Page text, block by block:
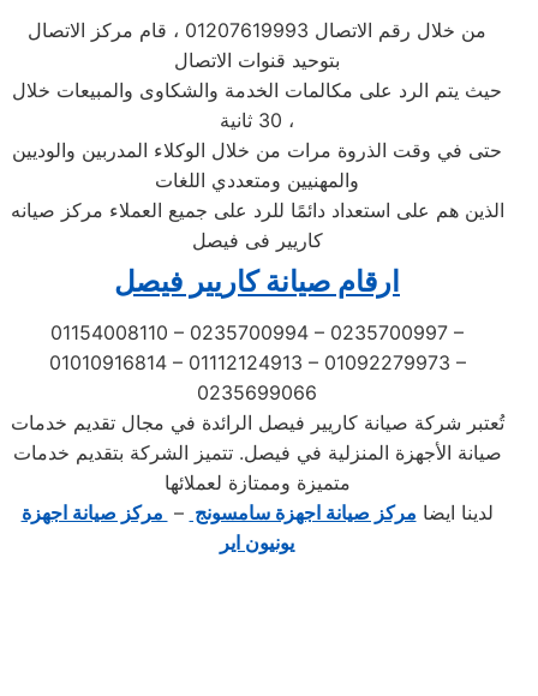
من خلال رقم الاتصال 01207619993 ، قام مركز الاتصال
بتوحيد قنوات الاتصال
حيث يتم الرد على مكالمات الخدمة والشكاوى والمبيعات خلال
30 ثانية ،
حتى في وقت الذروة مرات من خلال الوكلاء المدربين والوديين
والمهنيين ومتعددي اللغات
الذين هم على استعداد دائمًا للرد على جميع العملاء مركز صيانه
كاريير فى فيصل
ارقام صيانة كاريير فيصل
01154008110 – 0235700994 – 0235700997 –
01010916814 – 01112124913 – 01092279973 –
0235699066
تُعتبر شركة صيانة كاريير فيصل الرائدة في مجال تقديم خدمات
صيانة الأجهزة المنزلية في فيصل. تتميز الشركة بتقديم خدمات
متميزة وممتازة لعملائها
لدينا ايضا مركز صيانة اجهزة سامسونج – مركز صيانة اجهزة
يونيون اير